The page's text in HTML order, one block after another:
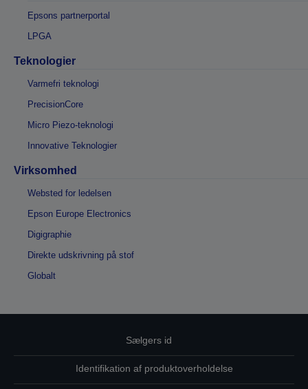
Epsons partnerportal
LPGA
Teknologier
Varmefri teknologi
PrecisionCore
Micro Piezo-teknologi
Innovative Teknologier
Virksomhed
Websted for ledelsen
Epson Europe Electronics
Digigraphie
Direkte udskrivning på stof
Globalt
Sælgers id
Identifikation af produktoverholdelse